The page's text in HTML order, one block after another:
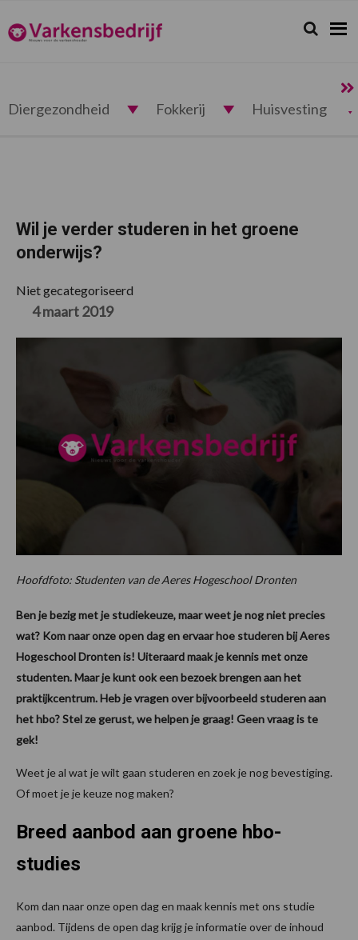
de
hoofdnavigatie
de
hoofd
de
eerste
de
voettekst
Varkensbedrijf.nl Zoeken...
Zoek
Diergezondheid Fokkerij Huisvesting
Wil je verder studeren in het groene
onderwijs?
Niet gecategoriseerd
4 maart 2019
Hoofdfoto: Studenten van de Aeres Hogeschool Dronten
Ben je bezig met je studiekeuze, maar weet je nog niet precies
wat? Kom naar onze open dag en ervaar hoe studeren bij Aeres
Hogeschool Dronten is! Uiteraard maak je kennis met onze
studenten. Maar je kunt ook een bezoek brengen aan het
praktijkcentrum. Heb je vragen over bijvoorbeeld studeren aan
het hbo? Stel ze gerust, we helpen je graag! Geen vraag is te
gek!
Weet je al wat je wilt gaan studeren en zoek je nog bevestiging.
Of moet je je keuze nog maken?
Breed aanbod aan groene hbo-
studies
Kom dan naar onze open dag en maak kennis met ons studie
aanbod. Tijdens de open dag krijg je informatie over de inhoud